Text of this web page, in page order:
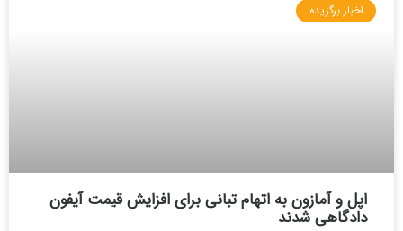
اخبار برگزیده
اپل و آمازون به اتهام تبانی برای افزایش قیمت آیفون
دادگاهی شدند